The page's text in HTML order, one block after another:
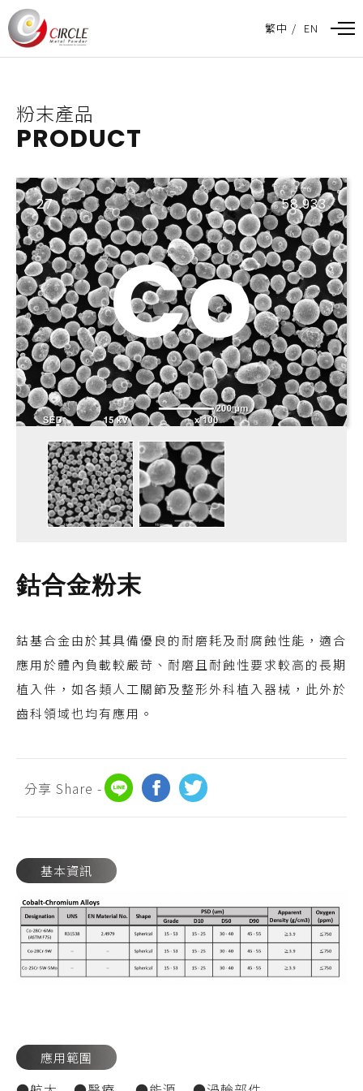
粉末產品
PRODUCT
27 58.933
Co
鈷合金粉末
鈷基合金由於其具備優良的耐磨耗及耐腐蝕性能，適合
應用於體內負載較嚴苛、耐磨且耐蝕性要求較高的長期
植入件，如各類人工關節及整形外科植入器械，此外於
齒科領域也均有應用。
分享 Share -
基本資訊
應用範圍